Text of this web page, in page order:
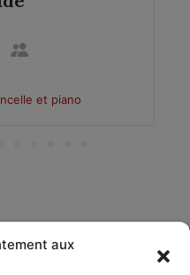
aux
et piano